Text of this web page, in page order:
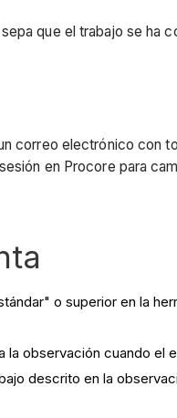
que el trabajo se ha
correo electrónico
en Procore para
o superior en la
la observación cuando
descrito en la